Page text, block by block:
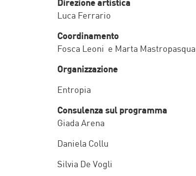
Direzione artistica
Luca Ferrario
Coordinamento
Fosca Leoni e Marta
Organizzazione
Entropia
Consulenza sul programma
Giada Arena
Daniela Collu
Silvia De Vogli